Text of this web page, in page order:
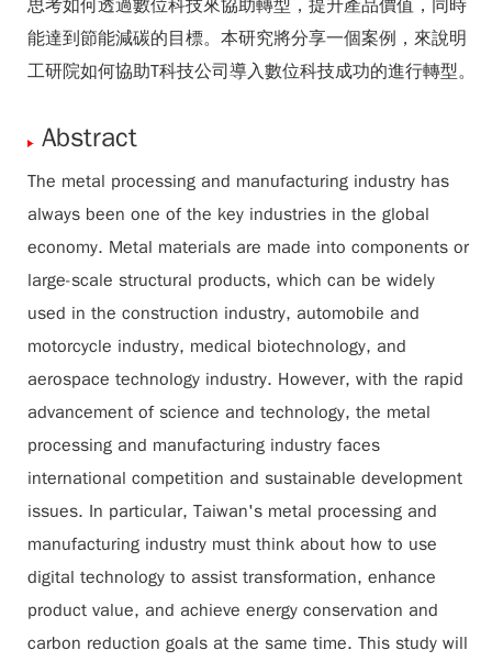
思考如何透過數位科技來協助轉型，提升產品價值，同時
能達到節能減碳的目標。本研究將分享一個案例，來說明
工研院如何協助T科技公司導入數位科技成功的進行轉型。
Abstract
The metal processing and manufacturing industry has
always been one of the key industries in the global
economy. Metal materials are made into components or
large-scale structural products, which can be widely
used in the construction industry, automobile and
motorcycle industry, medical biotechnology, and
aerospace technology industry. However, with the rapid
advancement of science and technology, the metal
processing and manufacturing industry faces
international competition and sustainable development
issues. In particular, Taiwan's metal processing and
manufacturing industry must think about how to use
digital technology to assist transformation, enhance
product value, and achieve energy conservation and
carbon reduction goals at the same time. This study will